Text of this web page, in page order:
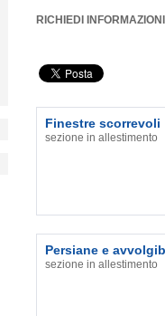
RICHIEDI
Finestre scorrevoli
sezione in allestimento
Persiane e
sezione in allestimento